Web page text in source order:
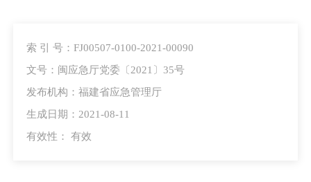
索 引 号：FJ00507-0100-2021-00090
文号：闽应急厅党委〔2021〕35号
发布机构：福建省应急管理厅
生成日期：2021-08-11
有效性： 有效